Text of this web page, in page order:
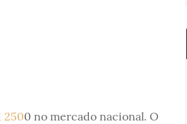
2500 no mercado nacional. O